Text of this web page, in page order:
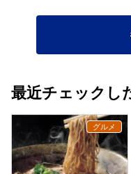
最近チェックし